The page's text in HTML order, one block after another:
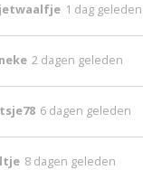
1 dag geleden
2 dagen geleden
6 dagen geleden
8 dagen geleden